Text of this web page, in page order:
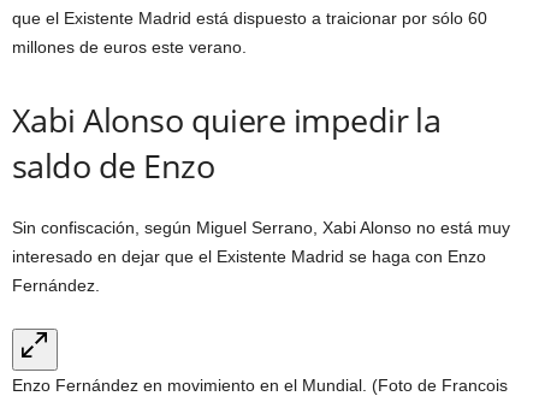
que el Existente Madrid está dispuesto a traicionar por sólo 60
millones de euros este verano.
Xabi Alonso quiere impedir la
saldo de Enzo
Sin confiscación, según Miguel Serrano, Xabi Alonso no está muy
interesado en dejar que el Existente Madrid se haga con Enzo
Fernández.
Enzo Fernández en movimiento en el Mundial. (Foto de Francois